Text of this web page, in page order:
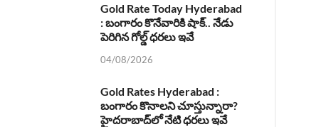
Gold Rate Today Hyderabad
: బంగారం కొనేవారికి షాక్.. నేడు
పెరిగిన గోల్డ్ ధరలు ఇవే
04/08/2026
Gold Rates Hyderabad :
బంగారం కొనాలని చూస్తున్నారా?
హైదరాబాద్‌లో నేటి ధరలు ఇవే